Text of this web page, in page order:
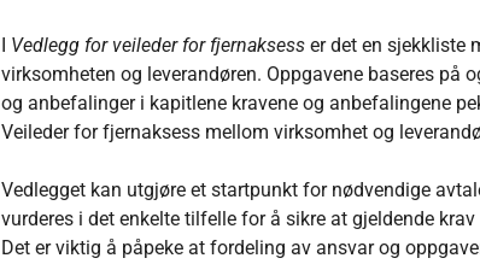
I Vedlegg for veileder for fjernaksess er det en sjekkliste
virksomheten og leverandøren. Oppgavene baseres på
og anbefalinger i kapitlene kravene og anbefalingene
Veileder for fjernaksess mellom virksomhet og
Vedlegget kan utgjøre et startpunkt for nødvendige
vurderes i det enkelte tilfelle for å sikre at gjeldende
Det er viktig å påpeke at fordeling av ansvar og